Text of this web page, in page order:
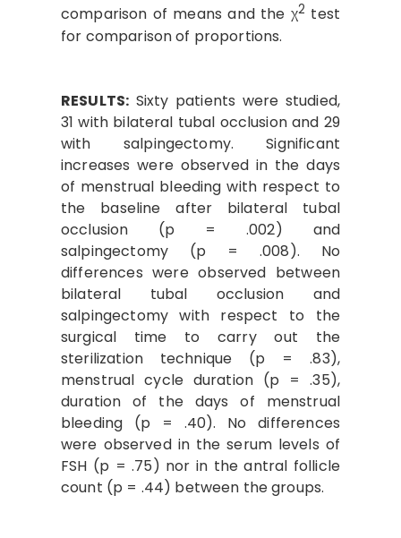
comparison of means and the χ2 test
for comparison of proportions.
RESULTS: Sixty patients were studied,
31 with bilateral tubal occlusion and 29
with salpingectomy. Significant
increases were observed in the days
of menstrual bleeding with respect to
the baseline after bilateral tubal
occlusion (p = .002) and
salpingectomy (p = .008). No
differences were observed between
bilateral tubal occlusion and
salpingectomy with respect to the
surgical time to carry out the
sterilization technique (p = .83),
menstrual cycle duration (p = .35),
duration of the days of menstrual
bleeding (p = .40). No differences
were observed in the serum levels of
FSH (p = .75) nor in the antral follicle
count (p = .44) between the groups.